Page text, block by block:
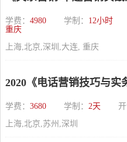
学费： 4980 学制： 12小时
重庆
上海,北京,深圳,大连, 重庆
2020《电话营销技巧与实
学费： 3680 学制： 2天 开
上海,北京,苏州,深圳